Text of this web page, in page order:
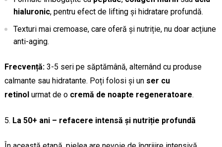
hialuronic, pentru efect de lifting și hidratare profundă.
Texturi mai cremoase, care oferă și nutriție, nu doar acțiune
anti-aging.
Frecvență:3-5 seri pe săptămână, alternând cu produse
calmante sau hidratante. Poți folosi și un ser cu
retinol urmat de o cremă de noapte regeneratoare.
La 50+ ani – refacere intensă și nutriție profundă